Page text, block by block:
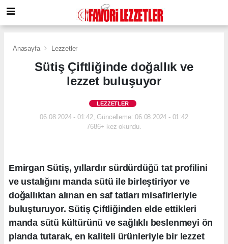
Anasayfa Lezzetler
Sütiş Çiftliğinde doğallık ve
lezzet buluşuyor
LEZZETLER
06.08.2024 - 01:42, Güncelleme: 06.08.2024 - 01:42
7686+ kez okundu.
Emirgan Sütiş, yıllardır sürdürdüğü tat profilini
ve ustalığını manda sütü ile birleştiriyor ve
doğallıktan alınan en saf tatları misafirleriyle
buluşturuyor. Sütiş Çiftliğinden elde ettikleri
manda sütü kültürünü ve sağlıklı beslenmeyi ön
planda tutarak, en kaliteli ürünleriyle bir lezzet